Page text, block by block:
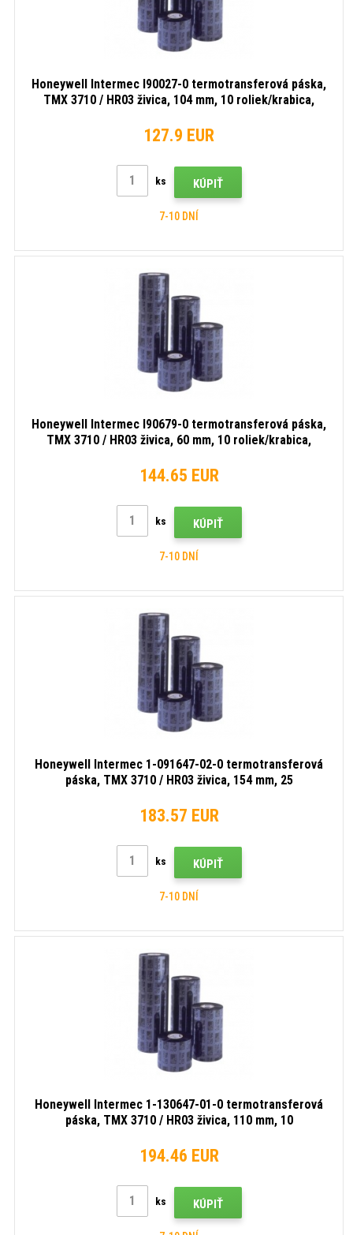
Honeywell Intermec I90027-0 termotransferová páska,
TMX 3710 / HR03 živica, 104 mm, 10 roliek/krabica,
127.9 EUR
ks KÚPIŤ
7-10 DNÍ
Honeywell Intermec I90679-0 termotransferová páska,
TMX 3710 / HR03 živica, 60 mm, 10 roliek/krabica,
144.65 EUR
ks KÚPIŤ
7-10 DNÍ
Honeywell Intermec 1-091647-02-0 termotransferová
páska, TMX 3710 / HR03 živica, 154 mm, 25
183.57 EUR
ks KÚPIŤ
7-10 DNÍ
Honeywell Intermec 1-130647-01-0 termotransferová
páska, TMX 3710 / HR03 živica, 110 mm, 10
194.46 EUR
ks KÚPIŤ